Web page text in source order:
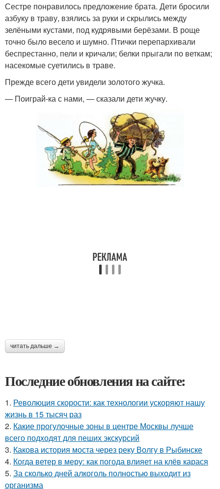
Сестре понравилось предложение брата. Дети бросили
азбуку в траву, взялись за руки и скрылись между
зелёными кустами, под кудрявыми берёзами. В роще
точно было весело и шумно. Птички перепархивали
беспрестанно, пели и кричали; белки прыгали по веткам;
насекомые суетились в траве.
Прежде всего дети увидели золотого жучка.
— Поиграй-ка с нами, — сказали дети жучку.
читать дальше →
Последние обновления на сайте:
1. Революция скорости: как технологии ускоряют нашу
жизнь в 15 тысяч раз
2. Какие прогулочные зоны в центре Москвы лучше
всего подходят для пеших экскурсий
3. Какова история моста через реку Волгу в Рыбинске
4. Когда ветер в меру: как погода влияет на клёв карася
5. За сколько дней алкоголь полностью выходит из
организма